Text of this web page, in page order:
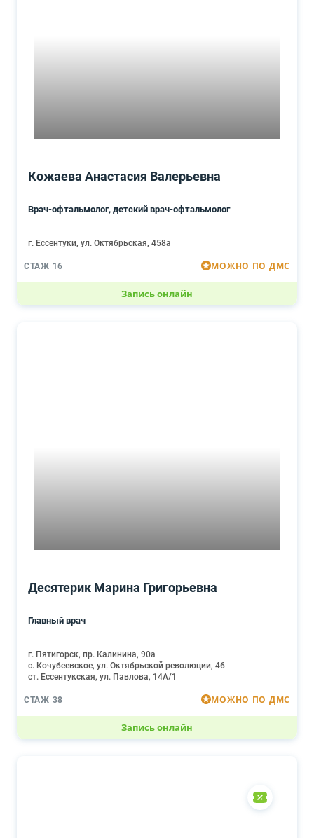
Кожаева Анастасия Валерьевна
Врач-офтальмолог, детский врач-офтальмолог
г. Ессентуки, ул. Октябрьская, 458а
СТАЖ 16 МОЖНО ПО ДМС
Запись онлайн
Десятерик Марина Григорьевна
Главный врач
г. Пятигорск, пр. Калинина, 90а
с. Кочубеевское, ул. Октябрьской революции, 46
ст. Ессентукская, ул. Павлова, 14А/1
СТАЖ 38 МОЖНО ПО ДМС
Запись онлайн